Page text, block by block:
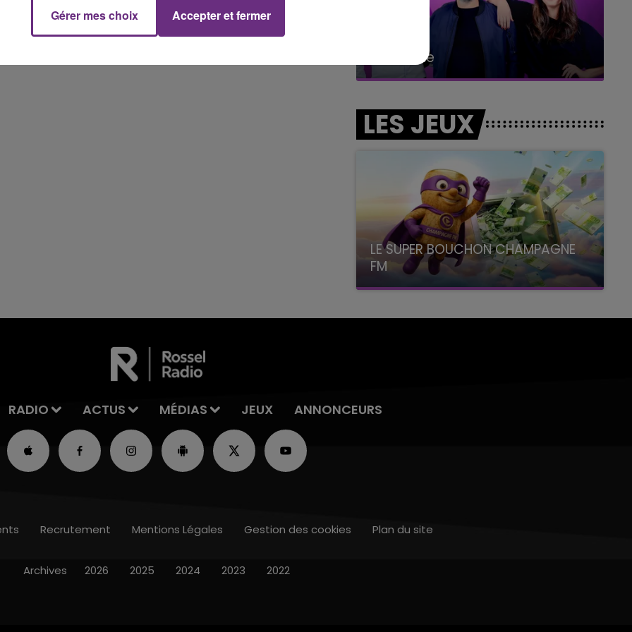
LE BEST OF DE LA FAMILLE
La Famille
LES JEUX
LE SUPER BOUCHON CHAMPAGNE
FM
avec La Famille Champagne FM, à 8H10
RADIO ACTUS MÉDIAS JEUX ANNONCEURS
Recrutement Mentions Légales Gestion des cookies Plan du site
Archives 2026 2025 2024 2023 2022
Gérer mes choix Accepter et fermer